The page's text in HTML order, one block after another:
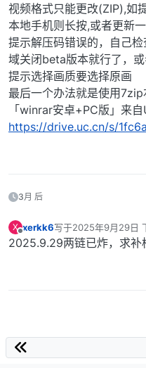
视频格式只能更改(ZIP),如
本地手机则长按,或者更新
提示解压码错误的，自己
域关闭beta版本就行了，
提示选择画质要选择原画
最后一个办法就是使用
「winrar安卓+PC版」来
https://drive.uc.cn/s/
3月 后
X
离线
xerkk6写于2025年9月29日
最后由 编辑
2025.9.29两链已炸，求补